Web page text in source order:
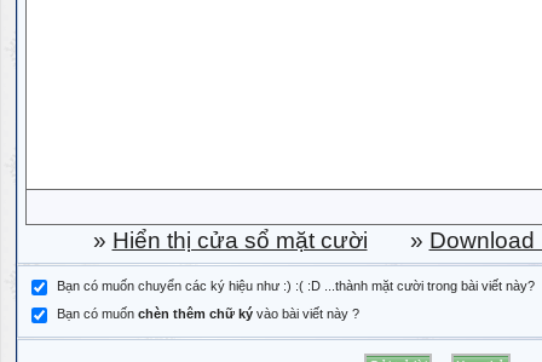
» Hiển thị cửa sổ mặt cười » Download
Bạn có muốn chuyển các ký hiệu như :) :( :D ...thành mặt cười trong bài viết này?
Bạn có muốn chèn thêm chữ ký vào bài viết này ?